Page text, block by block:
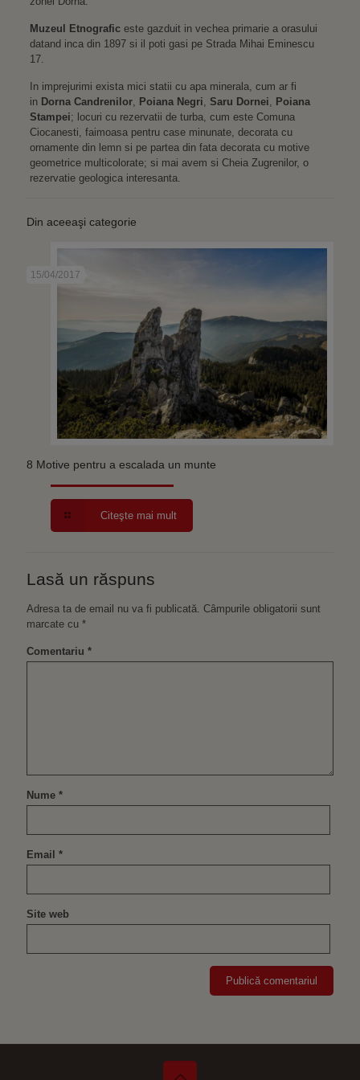
Muzeul Etnograficeste gazduit in vechea primarie a orasului
datand inca din 1897 si il poti gasi pe Strada Mihai Eminescu
17.
In imprejurimi exista mici statii cu apa minerala, cum ar fi
in Dorna Candrenilor, Poiana Negri Saru Dornei
Poiana
Stampei; locuri cu rezervatii de turba, cum este Comuna
Ciocanesti, faimoasa pentru case minunate, decorata cu
ornamente din lemn si pe partea din fata decorata cu motive
geometrice multicolorate; si mai avem si Cheia Zugrenilor, o
rezervatie geologica interesanta.
Din aceeaşi categorie
15/04/2017
8 Motive pentru a escalada un munte
Citeşte mai mult
Lasă un răspuns
Adresa ta de email nu va fi publicată. Câmpurile obligatorii sunt
marcate cu *
Comentariu *
Nume *
Email *
Site web